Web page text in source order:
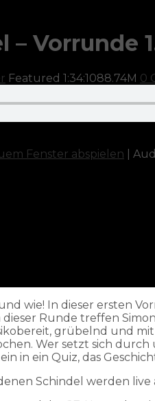
– Vorrunde
Featured 1:34:1088.74M 0
Fenster abspielen
wie! In dieser ersten
Runde treffen
grübelnd und
Wer setzt sich
in ein Quiz, das
Schindel werden live